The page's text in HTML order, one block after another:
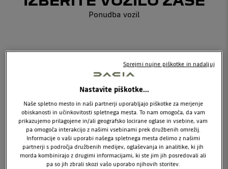
Ponudba vozil
DUSTER
Nastavite piškotke...
Naše spletno mesto in naši partnerji uporabljajo piškotke za merjenje
obiskanosti in učinkovitosti spletnega mesta. To nam omogoča, da vam
prikazujemo prilagojene in/ali geografsko locirane oglase in vsebine, vam
pa omogoča interakcijo z našimi vsebinami prek družbenih omrežij.
Informacije o vaši uporabi našega spletnega mesta delimo z našimi
partnerji s področja družbenih medijev, oglaševanja in analitike, ki jih
morda kombinirajo z drugimi informacijami, ki ste jim jih posredovali ali
pa so jih zbrali skozi vašo uporabo njihovih storitev.
Sprejmi nujne piškotke in nadaljuj